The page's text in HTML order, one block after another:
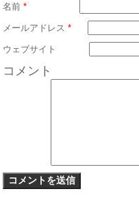
名前 *
メールアドレス *
ウェブサイト
コメント